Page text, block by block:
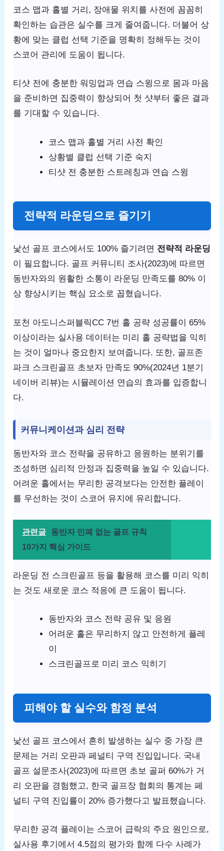
코스 맵과 홀별 거리, 장애물 위치를 사전에 꼼꼼히
확인하는 습관은 실수를 크게 줄여줍니다. 더불어 상
황에 맞는 클럽 선택 기준을 명확히 정해두는 것이
스코어 관리에 도움이 됩니다.
티샷 전에 충분한 워밍업과 연습 스윙으로 몸과 마음
을 준비하면 집중력이 향상되어 첫 샷부터 좋은 결과
를 기대할 수 있습니다.
코스 맵과 홀별 거리 사전 확인
상황별 클럽 선택 기준 숙지
티샷 전 충분한 스트레칭과 연습 스윙
전략적 라운딩으로 즐기기
낯선 골프 코스에서도 100% 즐기려면 전략적 라운딩
이 필요합니다. 골프 커뮤니티 조사(2023)에 따르면
동반자와의 원활한 소통이 라운딩 만족도를 80% 이
상 향상시키는 핵심 요소로 꼽혔습니다.
포천 아도니스퍼블릭CC 7번 홀 공략 성공률이 65%
이상이라는 실사용 데이터는 미리 홀 공략법을 익히
는 것이 얼마나 중요한지 보여줍니다. 또한, 골프존
파크 스크린골프 초보자 만족도 90%(2024년 1분기
네이버 리뷰)는 시뮬레이션 연습의 효과를 입증합니
다.
커뮤니케이션과 심리 전략
동반자와 코스 전략을 공유하고 응원하는 분위기를
조성하면 심리적 안정과 집중력을 높일 수 있습니다.
어려운 홀에서는 무리한 공격보다는 안전한 플레이
를 우선하는 것이 스코어 유지에 유리합니다.
관련글
동반자 민폐 없는 골프 규칙
10가지 핵심 가이드
라운딩 전 스크린골프 등을 활용해 코스를 미리 익히
는 것도 새로운 코스 적응에 큰 도움이 됩니다.
동반자와 코스 전략 공유 및 응원
어려운 홀은 무리하지 않고 안전하게 플레
이
스크린골프로 미리 코스 익히기
피해야 할 실수와 함정 분석
낯선 골프 코스에서 흔히 발생하는 실수 중 가장 큰
문제는 거리 오판과 페널티 구역 진입입니다. 국내
골프 설문조사(2023)에 따르면 초보 골퍼 60%가 거
리 오판을 경험했고, 한국 골프장 협회의 통계는 페
널티 구역 진입률이 20% 증가했다고 발표했습니다.
무리한 공격 플레이는 스코어 급락의 주요 원인으로,
실사용 후기에서 4.5점의 평가와 함께 다수 사례가